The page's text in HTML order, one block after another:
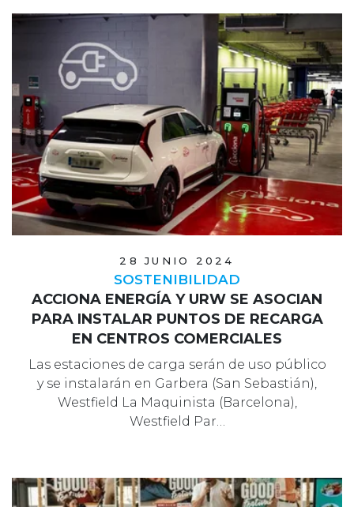
28 JUNIO 2024
SOSTENIBILIDAD
ACCIONA ENERGÍA Y URW SE ASOCIAN
PARA INSTALAR PUNTOS DE RECARGA
EN CENTROS COMERCIALES
Las estaciones de carga serán de uso público
y se instalarán en Garbera (San Sebastián),
Westfield La Maquinista (Barcelona),
Westfield Par…